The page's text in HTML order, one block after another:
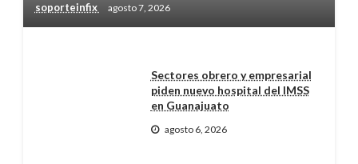
soporteinfix agosto 7, 2026
Sectores obrero y empresarial
piden nuevo hospital del IMSS
en Guanajuato
agosto 6, 2026